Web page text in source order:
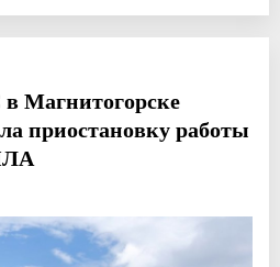
Магнитогорске
приостановку работы